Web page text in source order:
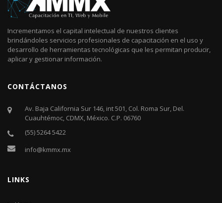
Incrementamos el capital intelectual de nuestros clientes
brindándoles servicios profesionales de capacitación en el uso y
desarrollo de herramientas tecnológicas que les permitan producir,
aplicar y gestionar información.
CONTÁCTANOS
Av. Baja California Sur 146, int 501, Col. Roma Sur, Del.
Cuauhtémoc, CDMX, México. C.P. 06760​
(55) 5264 5422
info@kmmx.mx
LINKS